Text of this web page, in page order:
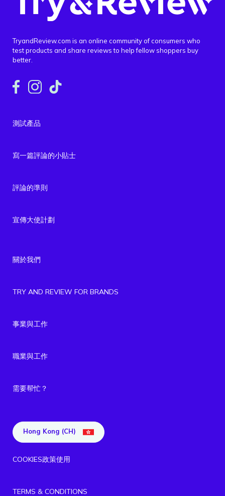
TryandReview.com is an online community of consumers who
test products and share reviews to help fellow shoppers buy
better.
測試產品
寫一篇評論的小貼士
評論的準則
宣傳大使計劃
關於我們
TRY AND REVIEW FOR BRANDS
事業與工作
職業與工作
需要帮忙？
Hong Kong (CH)
COOKIES政策使用
TERMS & CONDITIONS